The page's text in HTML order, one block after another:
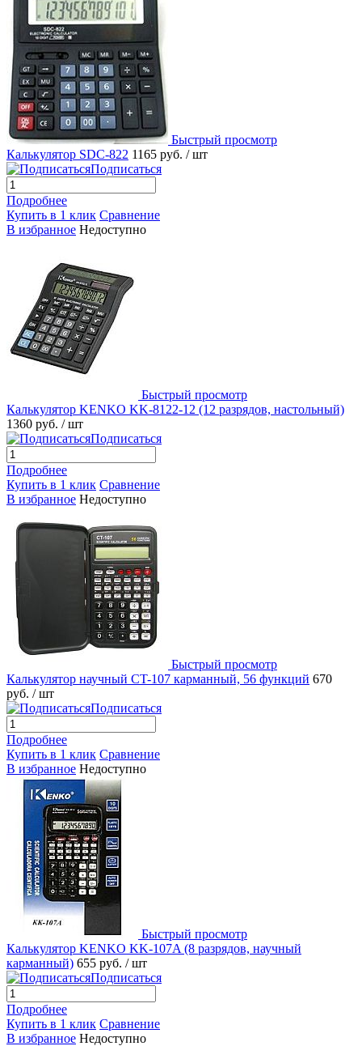
Быстрый просмотр
Калькулятор SDC-822 1165 руб. / шт
Подписаться
Подробнее
Купить в 1 клик Сравнение
В избранное Недоступно
Быстрый просмотр
Калькулятор KENKO KK-8122-12 (12 разрядов, настольный)
1360 руб. / шт
Подписаться
Подробнее
Купить в 1 клик Сравнение
В избранное Недоступно
Быстрый просмотр
Калькулятор научный CT-107 карманный, 56 функций 670
руб. / шт
Подписаться
Подробнее
Купить в 1 клик Сравнение
В избранное Недоступно
Быстрый просмотр
Калькулятор KENKO KK-107A (8 разрядов, научный
карманный) 655 руб. / шт
Подписаться
Подробнее
Купить в 1 клик Сравнение
В избранное Недоступно